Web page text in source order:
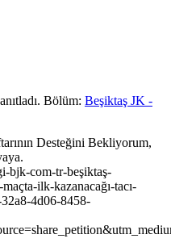
Bölüm: Beşiktaş JK -
Desteğini Bekliyorum,
bjk-com-tr-beşiktaş-
ilk-kazanacağı-tacı-
4d06-8458-